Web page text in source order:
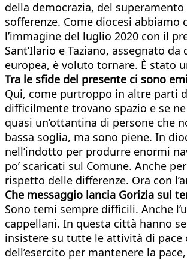
della democrazia, del
sofferenze. Come diocesi
l’immagine del luglio 2020 con il
Sant’Ilario e Taziano, assegnato
europea, è voluto tornare. È stato
Tra le sfide del presente ci sono
Qui, come purtroppo in altre parti
difficilmente trovano spazio e se
quasi un’ottantina di persone che
bassa soglia, ma sono piene. In
nell’indotto per produrre enormi
po’ scaricati sul Comune. Anche
rispetto delle differenze. Ora con
Che messaggio lancia Gorizia sul
Sono temi sempre difficili. Anche
cappellani. In questa città hanno
insistere su tutte le attività di pace
dell’esercito per mantenere la